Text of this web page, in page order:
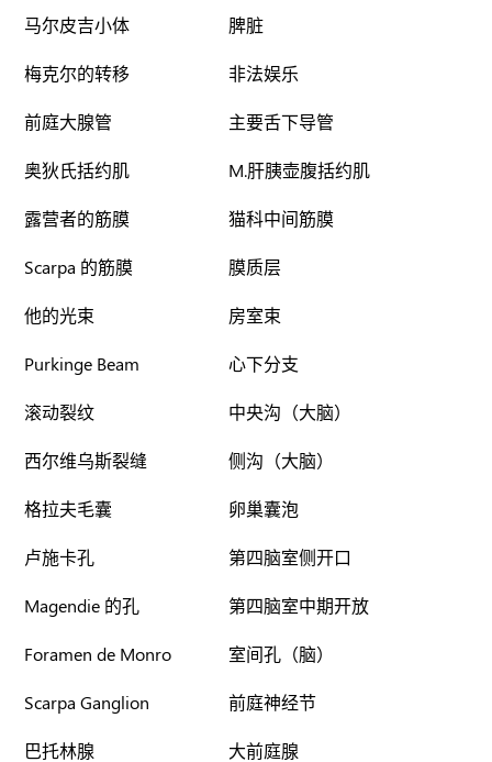
马尔皮吉小体 脾脏
梅克尔的转移 非法娱乐
前庭大腺管 主要舌下导管
奥狄氏括约肌 M.肝胰壶腹括约肌
露营者的筋膜 猫科中间筋膜
Scarpa 的筋膜 膜质层
他的光束 房室束
Purkinge Beam 心下分支
滚动裂纹 中央沟（大脑）
西尔维乌斯裂缝 侧沟（大脑）
格拉夫毛囊 卵巢囊泡
卢施卡孔 第四脑室侧开口
Magendie 的孔 第四脑室中期开放
Foramen de Monro 室间孔（脑）
Scarpa Ganglion 前庭神经节
巴托林腺 大前庭腺